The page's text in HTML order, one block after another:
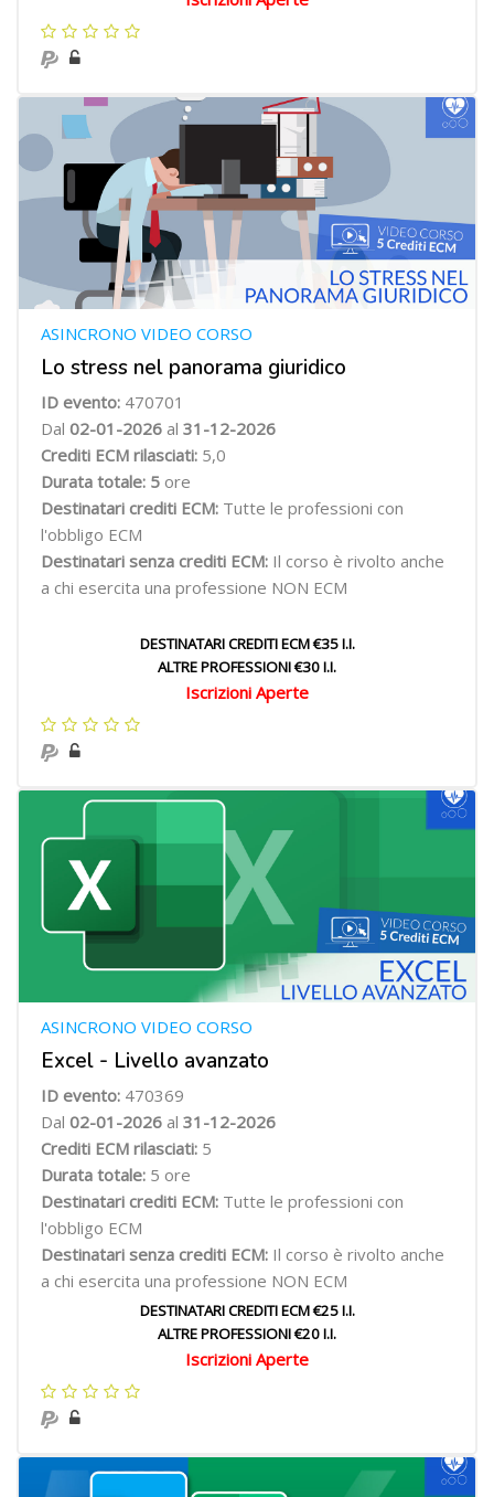
Lo stress nel panorama giuridico
ASINCRONO VIDEO CORSO
ID evento: 470701
Dal 02-01-2026 al 31-12-2026
Crediti ECM rilasciati: 5,0
Durata totale: 5 ore
Destinatari crediti ECM: Tutte le professioni con
l'obbligo ECM
Destinatari senza crediti ECM: Il corso è rivolto anche
a chi esercita una professione NON ECM
DESTINATARI CREDITI ECM €35 I.I.
ALTRE PROFESSIONI €30 I.I.
Iscrizioni Aperte
Excel - Livello avanzato
ASINCRONO VIDEO CORSO
ID evento: 470369
Dal 02-01-2026 al 31-12-2026
Crediti ECM rilasciati: 5
Durata totale: 5 ore
Destinatari crediti ECM: Tutte le professioni con
l'obbligo ECM
Destinatari senza crediti ECM: Il corso è rivolto anche
a chi esercita una professione NON ECM
DESTINATARI CREDITI ECM €25 I.I.
ALTRE PROFESSIONI €20 I.I.
Iscrizioni Aperte